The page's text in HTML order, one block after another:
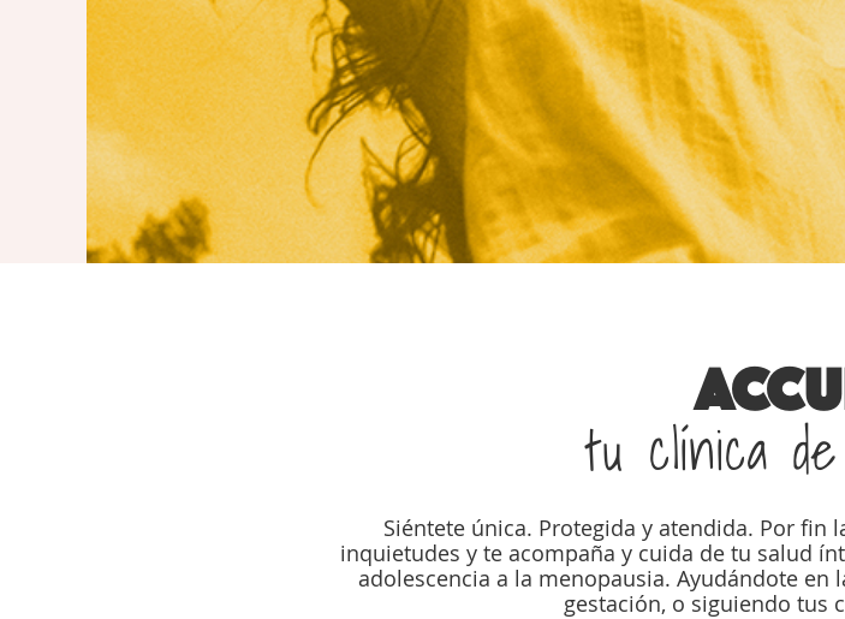
tu clínica
Siéntete única. Protegida y atendida. Por fin
inquietudes y te acompaña y cuida de tu salud
adolescencia a la menopausia. Ayudándote
gestación, o siguiendo tus